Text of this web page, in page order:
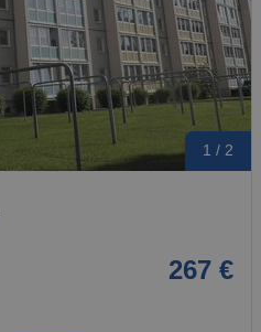
1 / 2
267 €